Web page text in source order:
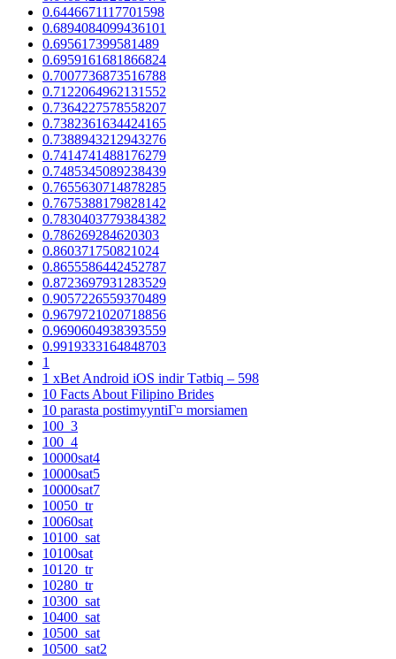
0.6446671117701598
0.6894084099436101
0.695617399581489
0.6959161681866824
0.7007736873516788
0.7122064962131552
0.7364227578558207
0.7382361634424165
0.7388943212943276
0.7414741488176279
0.7485345089238439
0.7655630714878285
0.7675388179828142
0.7830403779384382
0.786269284620303
0.860371750821024
0.8655586442452787
0.8723697931283529
0.9057226559370489
0.9679721020718856
0.9690604938393559
0.9919333164848703
1
1 xBet Android iOS indir Tətbiq – 598
10 Facts About Filipino Brides
10 parasta postimyyntiГ¤ morsiamen
100_3
100_4
10000sat4
10000sat5
10000sat7
10050_tr
10060sat
10100_sat
10100sat
10120_tr
10280_tr
10300_sat
10400_sat
10500_sat
10500_sat2